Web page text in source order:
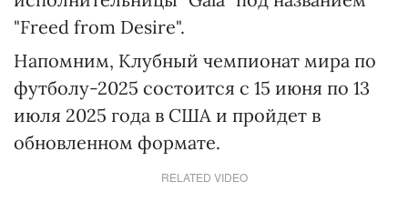
"Freed from Desire".
Напомним, Клубный чемпионат мира по
футболу-2025 состоится с 15 июня по 13
июля 2025 года в США и пройдет в
обновленном формате.
RELATED VIDEO